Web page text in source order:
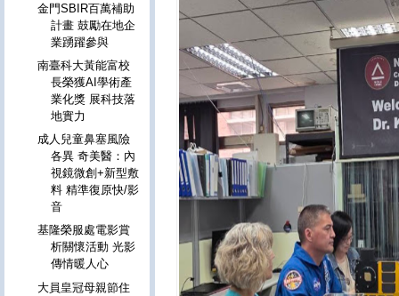
金門SBIR百萬補助
計畫 鼓勵在地企
業踴躍參與
南臺科大黃能富校
長榮獲AI學術產
業化獎 展科技落
地實力
成人兒童鼻塞風險
各異 奇美醫：內
視鏡微創+新型敷
料 精準復原快/影
音
基隆榮服處電影賞
析關懷活動 光影
傳情暖人心
大員皇冠母親節住